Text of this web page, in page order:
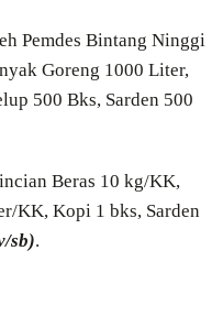
Pemdes Bintang Ninggi
Goreng 1000 Liter,
500 Bks, Sarden 500
Beras 10 kg/KK,
KK, Kopi 1 bks, Sarden
sb).